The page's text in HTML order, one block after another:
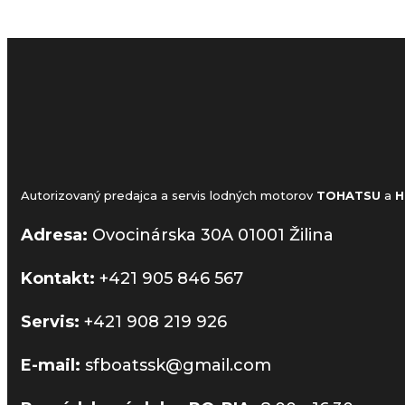
Autorizovaný predajca a servis lodných motorov TOHATSU a
Adresa: Ovocinárska 30A 01001 Žilina
Kontakt: +421 905 846 567
Servis: +421 908 219 926
E-mail: sfboatssk@gmail.com